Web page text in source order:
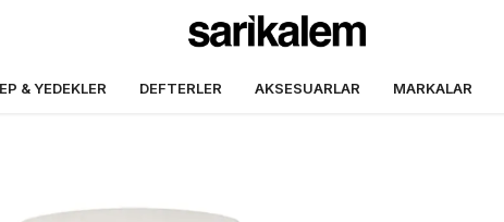
& YEDEKLER DEFTERLER AKSESUARLAR MARKALAR